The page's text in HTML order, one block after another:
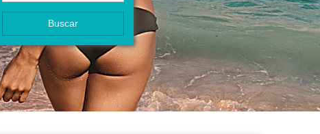
Buscar